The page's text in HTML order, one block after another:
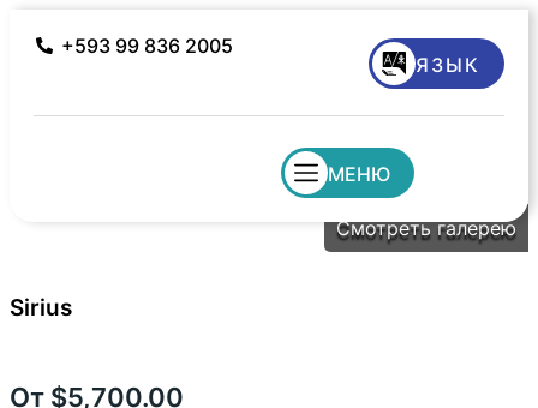
+593 99 836 2005
ЯЗЫК
МЕНЮ
Смотреть галерею
Sirius
От $5,700.00